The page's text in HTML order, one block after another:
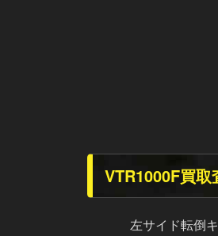
VTR1000F買取
左サイド転倒